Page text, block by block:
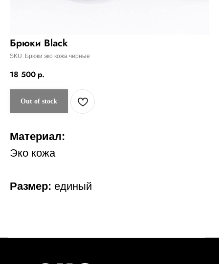
Брюки Black
SKU: Брюки эко кожа черные
18 500 р.
Out of stock
Материал:
Эко кожа
Размер: единый